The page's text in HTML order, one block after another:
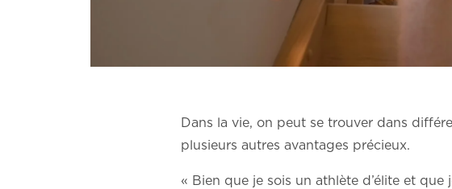
Dans la vie, on peut se trouver dans
plusieurs autres avantages précieux.
« Bien que je sois un athlète d’élite et